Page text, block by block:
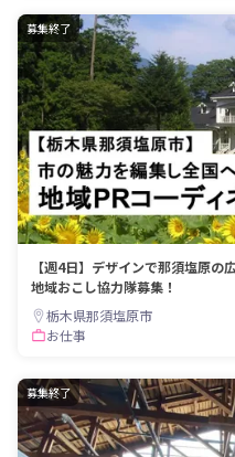
募集終了
【週4日】デザインで那須塩原
地域おこし協力隊募集！
栃木県那須塩原市
お仕事
募集終了